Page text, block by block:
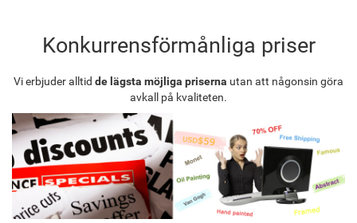
Konkurrensförmånliga priser
Vi erbjuder alltid de lägsta möjliga priserna utan att någonsin göra
avkall på kvaliteten.